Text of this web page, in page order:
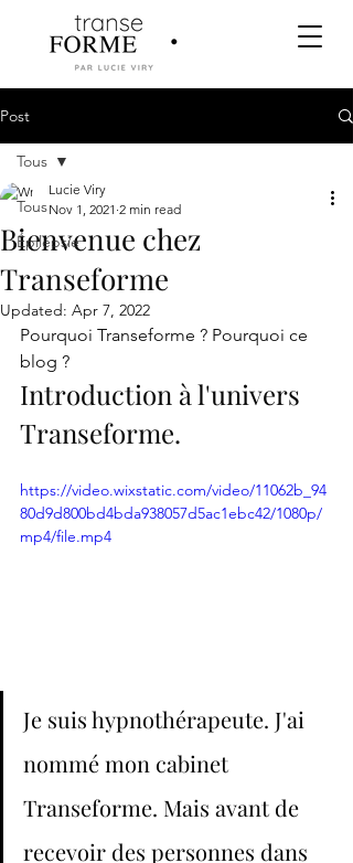
Post
Tous
Épilepsie
Tous
Bienvenue chez
Transeforme
Lucie Viry
Nov 1, 2021 2 min read
Updated: Apr 7, 2022
Pourquoi Transeforme ? Pourquoi ce
blog ?
Introduction à l'univers
Transeforme.
https://video.wixstatic.com/video/11062b_94
80d9d800bd4bda938057d5ac1ebc42/1080p/
mp4/file.mp4
Je suis hypnothérapeute. J'ai
nommé mon cabinet
Transeforme. Mais avant de
recevoir des personnes dans